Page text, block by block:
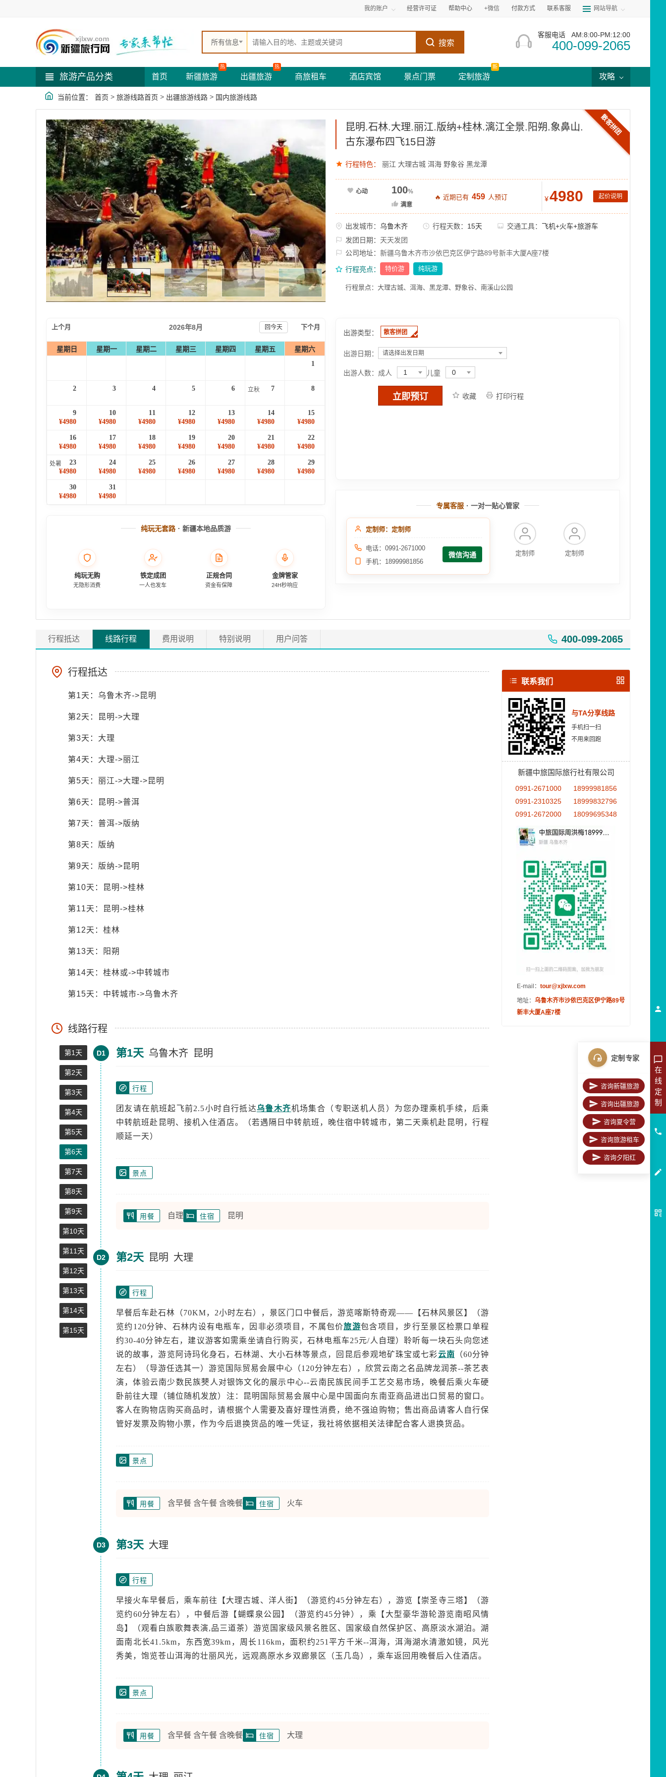
我的账户 经营许可证 帮助中心 +微信 付款方式 联系客服 网站导航
所有信息 搜索
客服电话 AM:8:00-PM:12:00
400-099-2065
旅游产品分类 首页 新疆旅游
热
出疆旅游
热
商旅租车 酒店宾馆 景点门票 定制旅游
新
攻略
当前位置： 首页 > 旅游线路首页 > 出疆旅游线路 > 国内旅游线路
散客拼团
昆明.石林.大理.丽江.版纳+桂林.漓江全景.阳朔.象鼻山.
古东瀑布四飞15日游
行程特色： 丽江 大理古城 洱海 野象谷 黑龙潭
心动 100%
满意
🔥 近期已有 459 人预订 ¥4980 起价说明
出发城市： 乌鲁木齐 行程天数： 15天 交通工具： 飞机+火车+旅游车
发团日期： 天天发团
公司地址： 新疆乌鲁木齐市沙依巴克区伊宁路89号新丰大厦A座7楼
行程亮点： 特价游 纯玩游
行程景点：大理古城、洱海、黑龙潭、野象谷、南溪山公园
2026年8月 回今天
上个月 下个月
星期日 星期一 星期二 星期三 星期四 星期五 星期六
1
2 3 4 5 6 立秋 7 8
9
¥4980
10
¥4980
11
¥4980
12
¥4980
13
¥4980
14
¥4980
15
¥4980
16
¥4980
17
¥4980
18
¥4980
19
¥4980
20
¥4980
21
¥4980
22
¥4980
处暑
23
¥4980
24
¥4980
25
¥4980
26
¥4980
27
¥4980
28
¥4980
29
¥4980
30
¥4980
31
¥4980
纯玩无套路 · 新疆本地品质游
纯玩无购
无隐形消费
铁定成团
一人也发车
正规合同
资金有保障
金牌管家
24H秒响应
出游类型： 散客拼团
出游日期： 请选择出发日期
出游人数： 成人 1 儿童 0
立即预订 收藏 打印行程
专属客服 · 一对一贴心管家
定制师：定制师
电话：0991-2671000
手机：18999981856
微信沟通 定制师 定制师
行程抵达 线路行程 费用说明 特别说明 用户问答 400-099-2065
行程抵达
第1天：乌鲁木齐->昆明
第2天：昆明->大理
第3天：大理
第4天：大理->丽江
第5天：丽江->大理->昆明
第6天：昆明->普洱
第7天：普洱->版纳
第8天：版纳
第9天：版纳->昆明
第10天：昆明->桂林
第11天：昆明->桂林
第12天：桂林
第13天：阳朔
第14天：桂林或->中转城市
第15天：中转城市->乌鲁木齐
线路行程
第1天
第2天
第3天
第4天
第5天
第6天
第7天
第8天
第9天
第10天
第11天
第12天
第13天
第14天
第15天
D1 第1天 乌鲁木齐 昆明
行程
团友请在航班起飞前2.5小时自行抵达乌鲁木齐机场集合（专职送机人员）为您办理乘机手续，后乘
中转航班赴昆明、接机入住酒店。（若遇隔日中转航班，晚住宿中转城市，第二天乘机赴昆明，行程
顺延一天）
景点
用餐 自理 住宿 昆明
D2 第2天 昆明 大理
行程
早餐后车赴石林（70KM，2小时左右），景区门口中餐后，游览喀斯特奇观——【石林风景区】（游
览约120分钟、石林内设有电瓶车，因非必须项目，不属包价旅游包含项目，步行至景区检票口单程
约30-40分钟左右，建议游客如需乘坐请自行购买，石林电瓶车25元/人自理）聆听每一块石头向您述
说的故事，游览阿诗玛化身石，石林湖、大小石林等景点，回昆后参观地矿珠宝或七彩云南 （60分钟
左右）（导游任选其一）游览国际贸易会展中心（120分钟左右），欣赏云南之名品牌龙润茶--茶艺表
演，体验云南少数民族僰人对银饰文化的展示中心--云南民族民间手工艺交易市场，晚餐后乘火车硬
卧前往大理（铺位随机发放）注：昆明国际贸易会展中心是中国面向东南亚商品进出口贸易的窗口。
客人在购物店购买商品时，请根据个人需要及喜好理性消费，绝不强迫购物；售出商品请客人自行保
管好发票及购物小票，作为今后退换货品的唯一凭证，我社将依据相关法律配合客人退换货品。
景点
用餐 含早餐 含午餐 含晚餐 住宿 火车
D3 第3天 大理
行程
早接火车早餐后，乘车前往【大理古城、洋人街】（游览约45分钟左右），游览【崇圣寺三塔】（游
览约60分钟左右），中餐后游【蝴蝶泉公园】（游览约45分钟），乘【大型豪华游轮游览南昭风情
岛】（观看白族歌舞表演,品三道茶）游览国家级风景名胜区、国家级自然保护区、高原淡水湖泊。湖
面南北长41.5km，东西宽39km，周长116km，面积约251平方千米--洱海，洱海湖水清澈如镜，风光
秀美，饱览苍山洱海的壮丽风光，远观高原水乡双廊景区（玉几岛），乘车返回用晚餐后入住酒店。
景点
用餐 含早餐 含午餐 含晚餐 住宿 大理
联系我们
与TA分享线路
手机扫一扫
不用来回跑
新疆中旅国际旅行社有限公司
0991-2671000
18999981856
0991-2310325
18999832796
0991-2672000
18099695348
E-mail： tour@xjlxw.com
地址： 乌鲁木齐市沙依巴克区伊宁路89号
新丰大厦A座7楼
在
线
定
制
定制专家
咨询新疆旅游
咨询出疆旅游
咨询夏令营
咨询旅游租车
咨询夕阳红